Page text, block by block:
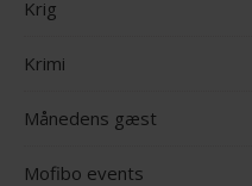
Krig
Krimi
Månedens gæst
Mofibo events